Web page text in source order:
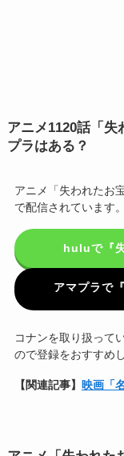
アニメ1120話「
プラはある？
アニメ「失われたお
で配信されています。
huluで『
アマプラで
コナンを取り扱って
ので登録をおすすめ
【関連記事】 映画「